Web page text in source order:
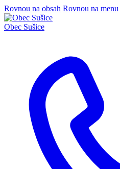
Rovnou na obsah Rovnou na menu
Obec Sušice